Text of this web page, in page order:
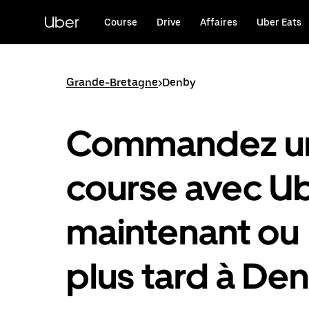
principal
Uber Course Drive Affaires Uber Eats
Grande-Bretagne>Denby
Commandez
course avec
maintenant ou
plus tard à